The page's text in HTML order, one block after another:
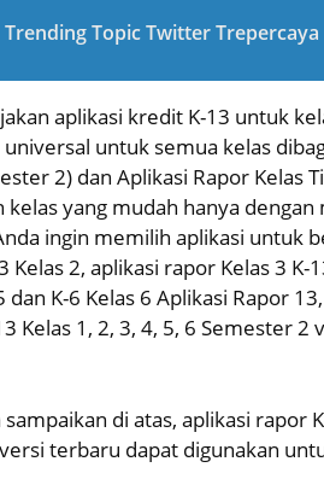
Trending Topic Twitter Trepercaya
aplikasi kredit K-13 untuk
universal untuk semua kelas
2) dan Aplikasi Rapor Kelas
kelas yang mudah hanya
ingin memilih aplikasi untuk
Kelas 2, aplikasi rapor Kelas 3 K-
dan K-6 Kelas 6 Aplikasi Rapor
Kelas 1, 2, 3, 4, 5, 6 Semester
di atas, aplikasi rapor
terbaru dapat digunakan